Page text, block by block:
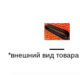
*внешний вид